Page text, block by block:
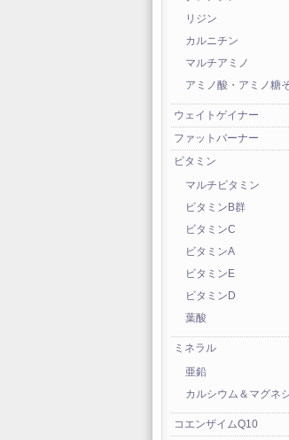
リジン
カルニチン
マルチアミノ
アミノ酸・アミノ糖
ウェイトゲイナー
ファットバーナー
ビタミン
マルチビタミン
ビタミンB群
ビタミンC
ビタミンA
ビタミンE
ビタミンD
葉酸
ミネラル
亜鉛
カルシウム＆マグネ
コエンザイムQ10